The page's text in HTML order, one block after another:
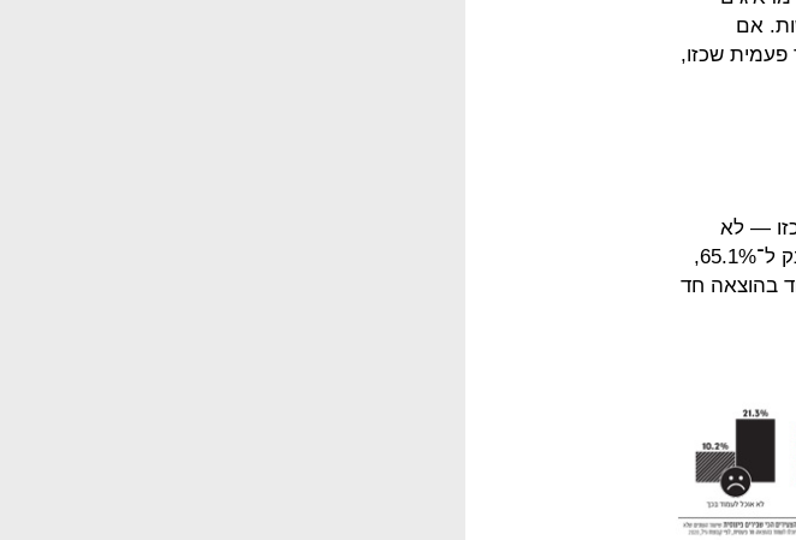
אם
פעמית שכזו,
— לא
יצליחו, יצליחו עם קושי או יצליחו עם קושי גדול — המספר הזה כבר מזנק ל־65.1%,
לעמוד בהוצאה חד